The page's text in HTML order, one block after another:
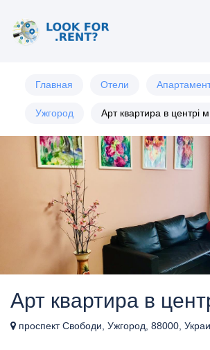
Главная Отели
Ужгород Арт квартира в центрі
Арт квартира в
проспект Свободи, Ужгород, 88000,